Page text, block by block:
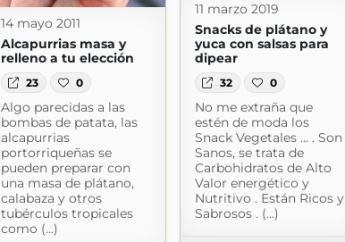
11 marzo 2019
Snacks de plátano y
yuca con salsas para
dipear
32 0
No me extraña que
estén de moda los
Snack Vegetales … . Son
Sanos, se trata de
Carbohidratos de Alto
Valor energético y
Nutritivo . Están Ricos y
Sabrosos . (...)
14 mayo 2011
Alcapurrias masa y
relleno a tu elección
23 0
Algo parecidas a las
bombas de patata, las
alcapurrias
portorriqueñas se
pueden preparar con
una masa de plátano,
calabaza y otros
tubérculos tropicales
como (...)